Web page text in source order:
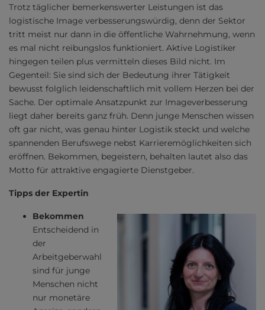
Trotz täglicher bemerkenswerter Leistungen ist das
logistische Image verbesserungswürdig, denn der Sektor
tritt meist nur dann in die öffentliche Wahrnehmung, wenn
es mal nicht reibungslos funktioniert. Aktive Logistiker
hingegen teilen plus vermitteln dieses Bild nicht. Im
Gegenteil: Sie sind sich der Bedeutung ihrer Tätigkeit
bewusst folglich leidenschaftlich mit vollem Herzen bei der
Sache. Der optimale Ansatzpunkt zur Imageverbesserung
liegt daher bereits ganz früh. Denn junge Menschen wissen
oft gar nicht, was genau hinter Logistik steckt und welche
spannenden Berufswege nebst Karrieremöglichkeiten sich
eröffnen. Bekommen, begeistern, behalten lautet also das
Motto für attraktive engagierte Dienstgeber.
Tipps der Expertin
Bekommen
Entscheidend in
der
Arbeitgeberwahl
sind für junge
Menschen nicht
nur monetäre